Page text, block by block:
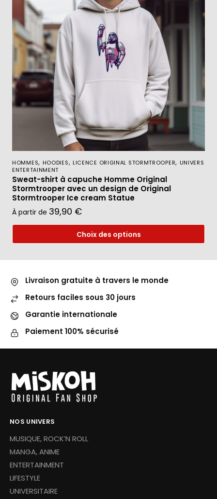
HOMMES, HOODIES, LICENCE ORIGINAL STORMTROOPER, UNIVERS
ENTERTAINMENT
Sweat-shirt à capuche Homme Original
Stormtrooper avec un design de Original
Stormtrooper Ice cream Statue
À partir de 39,90 €
Choix des options
Livraison gratuite à travers le monde
Retours faciles sous 30 jours
Garantie internationale
Paiement 100% sécurisé
NOS UNIVERS
MUSIQUE, ROCK’N ROLL
MANGA, ANIME
ENTERTAINMENT
LIFESTYLE
UNIVERSITAIRE